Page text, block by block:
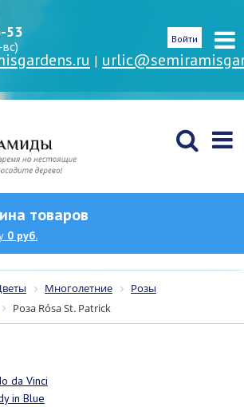
53
|
Войти
товаров
0 руб.
Многолетние
Розы
Роза Rósa St. Patrick
da Vinci
in Blue